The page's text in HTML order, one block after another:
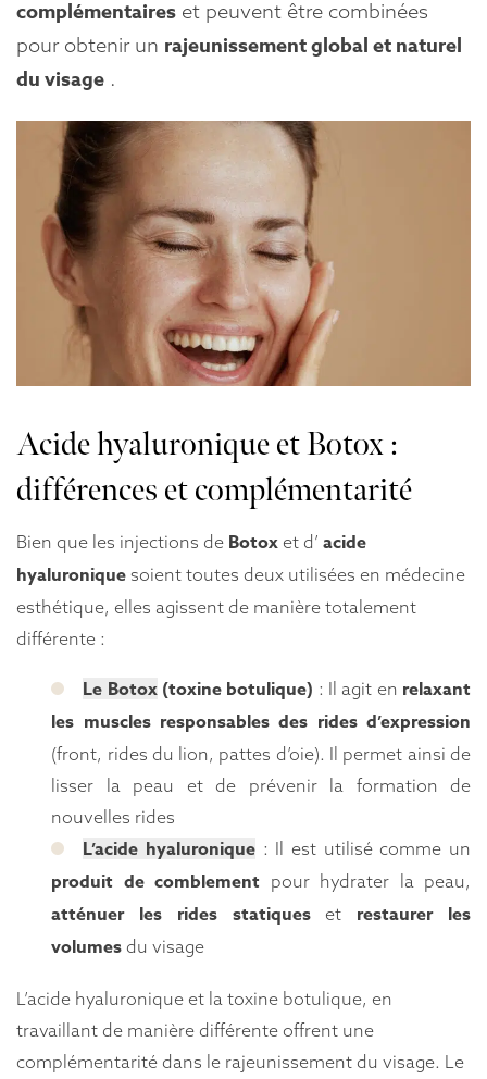
complémentaires et peuvent être combinées
pour obtenir un rajeunissement global et naturel
du visage .
Acide hyaluronique et Botox :
différences et complémentarité
Bien que les injections de Botox et d’ acide
hyaluronique soient toutes deux utilisées en médecine
esthétique, elles agissent de manière totalement
différente :
Le Botox(toxine botulique) : Il agit en relaxant
les muscles responsables des rides d’expression
(front, rides du lion, pattes d’oie). Il permet ainsi de
lisser la peau et de prévenir la formation de
nouvelles rides
L’acide hyaluronique : Il est utilisé comme un
produit de comblement pour hydrater la peau,
atténuer les rides statiqueset restaurer les
volumes du visage
L’acide hyaluronique et la toxine botulique, en
travaillant de manière différente offrent une
complémentarité dans le rajeunissement du visage. Le